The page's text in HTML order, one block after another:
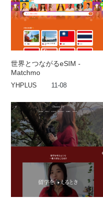
世界とつながるeSIM -
Matchmo
YHPLUS 11-08